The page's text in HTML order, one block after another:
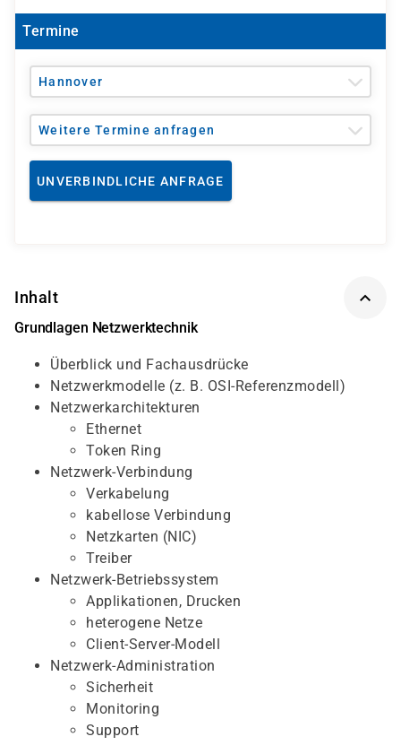
Termine
Hannover
Weitere Termine anfragen
UNVERBINDLICHE ANFRAGE
Inhalt
Grundlagen Netzwerktechnik
Überblick und Fachausdrücke
Netzwerkmodelle (z. B. OSI-Referenzmodell)
Netzwerkarchitekturen
Ethernet
Token Ring
Netzwerk-Verbindung
Verkabelung
kabellose Verbindung
Netzkarten (NIC)
Treiber
Netzwerk-Betriebssystem
Applikationen, Drucken
heterogene Netze
Client-Server-Modell
Netzwerk-Administration
Sicherheit
Monitoring
Support